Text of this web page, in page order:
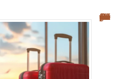
Navette aéroport Palerme : guide complet pour un transfert facile vers le centre-ville